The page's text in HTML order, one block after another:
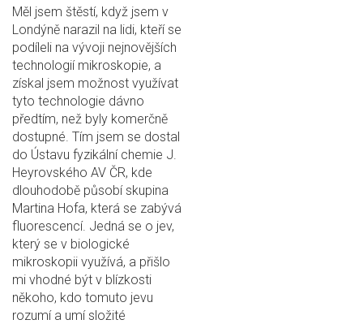
Měl jsem štěstí, když jsem v
Londýně narazil na lidi, kteří se
podíleli na vývoji nejnovějších
technologií mikroskopie, a
získal jsem možnost využívat
tyto technologie dávno
předtím, než byly komerčně
dostupné. Tím jsem se dostal
do Ústavu fyzikální chemie J.
Heyrovského AV ČR, kde
dlouhodobě působí skupina
Martina Hofa, která se zabývá
fluorescencí. Jedná se o jev,
který se v biologické
mikroskopii využívá, a přišlo
mi vhodné být v blízkosti
někoho, kdo tomuto jevu
rozumí a umí složité